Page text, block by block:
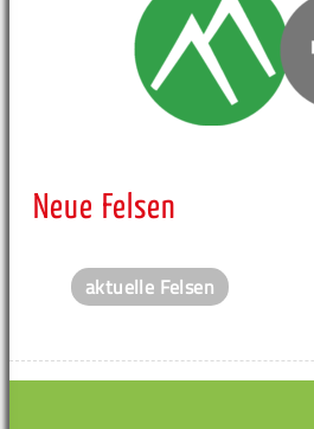
Neue Felsen
aktuelle Felsen